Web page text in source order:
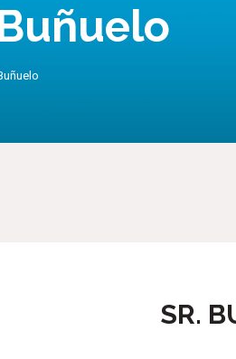
SR.